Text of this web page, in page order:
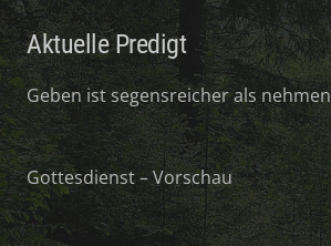
Aktuelle Predigt
Geben ist segensreicher als nehmen
Gottesdienst – Vorschau